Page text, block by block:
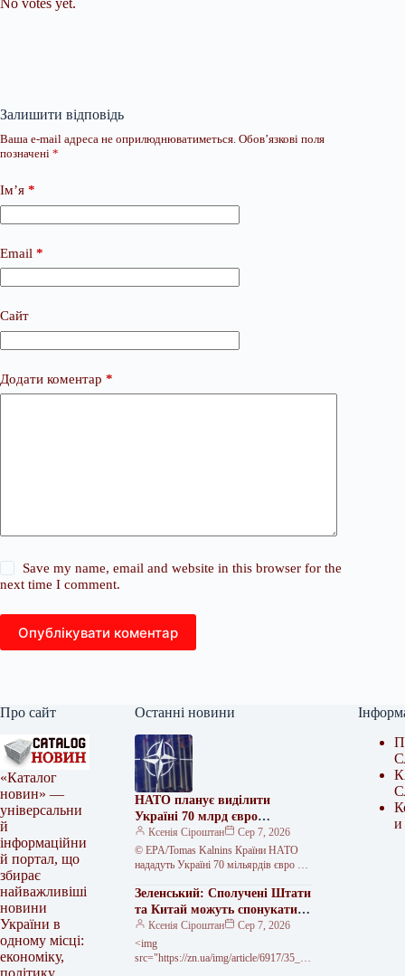
No votes yet.
Залишити відповідь
Ваша e-mail адреса не оприлюднюватиметься. Обов’язкові поля
позначені *
Ім’я *
Email *
Сайт
Додати коментар *
Save my name, email and website in this browser for the
next time I comment.
Опублікувати коментар
Про сайт
«Каталог
новин» —
універсальни
й
інформаційни
й портал, що
збирає
найважливіші
новини
України в
одному місці:
економіку,
Останні новини
НАТО планує виділити
Україні 70 млрд євро
військової допомоги у 2026
році
Ксенія Сіроштан
Сер 7, 2026
© EPA/Tomas Kalnins Країни НАТО
нададуть Україні 70 мільярдів євро на
військового обладнання у 2026 році.…
Зеленський: Сполучені Штати
та Китай можуть спонукати
Росію до миру
Ксенія Сіроштан
Сер 7, 2026
<img
src="https://zn.ua/img/article/6917/35_ma
и